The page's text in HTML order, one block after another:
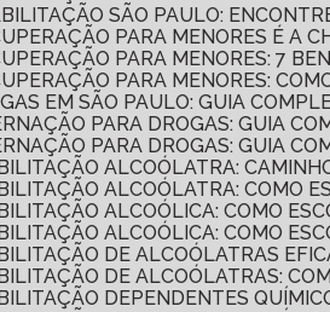
SÃO PAULO:
PARA MENORES É A
PARA MENORES: 7
PARA MENORES:
EM SÃO PAULO: GUIA
PARA DROGAS: GUIA
PARA DROGAS: GUIA
ALCOÓLATRA:
ALCOÓLATRA: COMO
ALCOÓLICA: COMO
ALCOÓLICA: COMO
DE ALCOÓLATRAS
DE ALCOÓLATRAS:
DEPENDENTES